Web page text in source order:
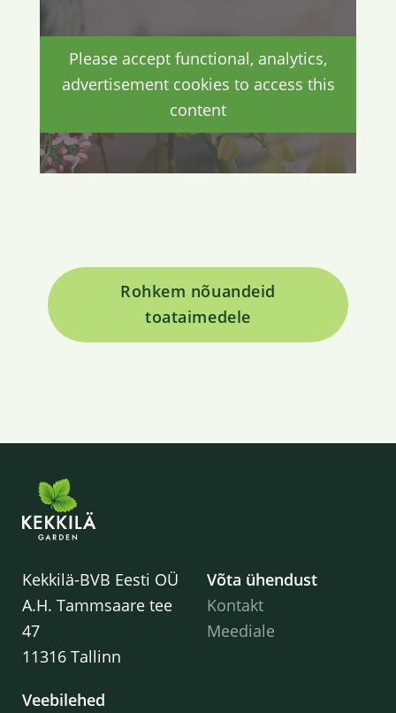
Please accept functional, analytics,
advertisement cookies to access this
content
Rohkem nõuandeid
toataimedele
Kekkilä-BVB Eesti OÜ
A.H. Tammsaare tee
47
11316 Tallinn
Võta ühendust
Kontakt
Meediale
Veebilehed